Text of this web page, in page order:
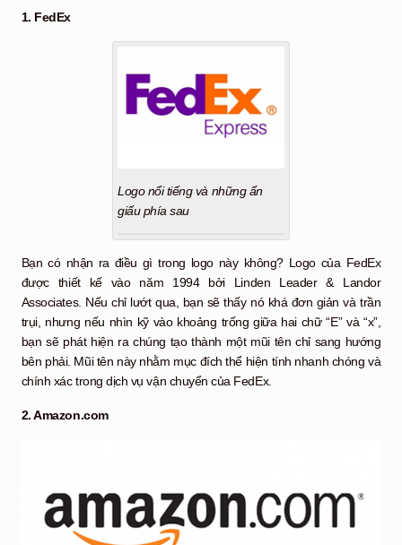
1. FedEx
Logo nổi tiếng và những ẩn
giấu phía sau
Bạn có nhận ra điều gì trong logo này không? Logo của FedEx
được thiết kế vào năm 1994 bởi Linden Leader & Landor
Associates. Nếu chỉ lướt qua, bạn sẽ thấy nó khá đơn giản và trần
trụi, nhưng nếu nhìn kỹ vào khoảng trống giữa hai chữ “E” và “x”,
bạn sẽ phát hiện ra chúng tạo thành một mũi tên chỉ sang hướng
bên phải. Mũi tên này nhằm mục đích thể hiện tính nhanh chóng và
chính xác trong dịch vụ vận chuyển của FedEx.
2. Amazon.com